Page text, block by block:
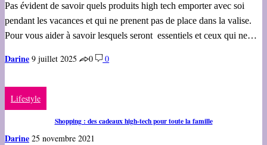
Pas évident de savoir quels produits high tech emporter avec soi
pendant les vacances et qui ne prenent pas de place dans la valise.
Pour vous aider à savoir lesquels seront essentiels et ceux qui ne…
Darine 9 juillet 2025 0 0
Lifestyle
Shopping : des cadeaux high-tech pour toute la famille
Darine 25 novembre 2021